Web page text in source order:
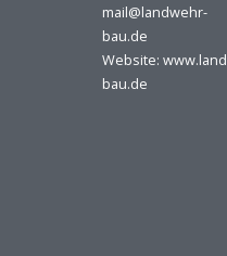
mail@landwehr-
bau.de
Website:
bau.de